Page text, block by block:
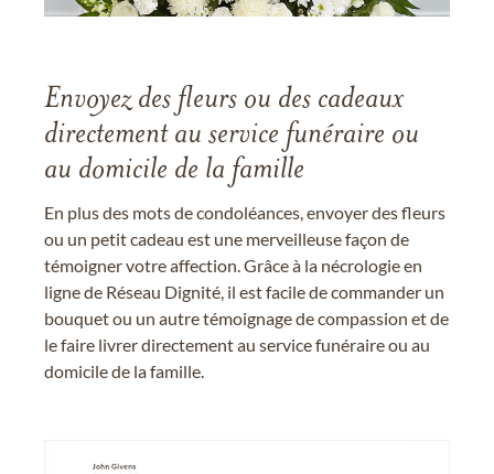
Envoyez des fleurs ou des cadeaux
directement au service funéraire ou
au domicile de la famille
En plus des mots de condoléances, envoyer des fleurs
ou un petit cadeau est une merveilleuse façon de
témoigner votre affection. Grâce à la nécrologie en
ligne de Réseau Dignité, il est facile de commander un
bouquet ou un autre témoignage de compassion et de
le faire livrer directement au service funéraire ou au
domicile de la famille.